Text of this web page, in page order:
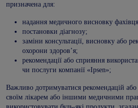
призначена для:
надання медичного висновку
постановки діагнозу;
заміни консультації, висновку або
охорони здоров’я;
рекомендації або сприяння
чи послуги компанії «Ipsen»;
Важливо дотримуватися рекомендацій або
своїм лікарем або іншими медичними